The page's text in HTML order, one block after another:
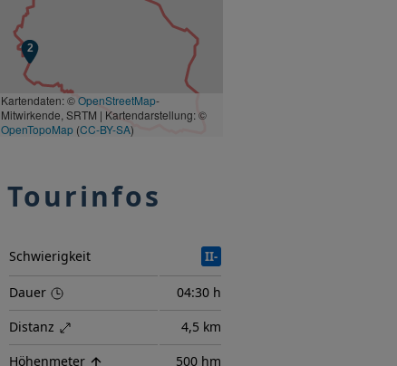
Kartendaten: ©OpenStreetMap-
Mitwirkende, SRTM | Kartendarstellung: ©
OpenTopoMap (CC-BY-SA)
Tourinfos
Schwierigkeit II-
Dauer
04:30 h
Distanz
4,5 km
Höhenmeter
500 hm